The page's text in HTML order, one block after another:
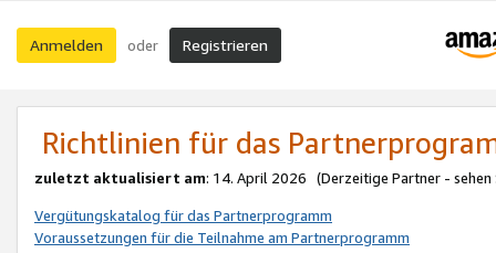
Anmelden oder Registrieren
Richtlinien für das
zuletzt aktualisiert am: 14. April 2026 (Derzeitige Partner - sehen
Vergütungskatalog für das Partnerprogramm
Voraussetzungen für die Teilnahme am Partnerprogramm